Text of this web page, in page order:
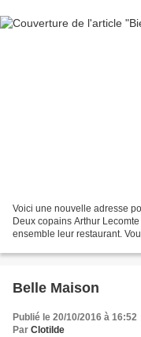
Voici une nouvelle adresse
Deux copains Arthur
ensemble leur restaurant.
Belle Maison
Publié le 20/10/2016 à 16:52
Par Clotilde